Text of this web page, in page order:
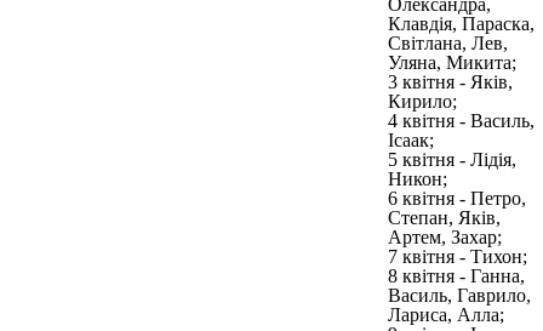
Олександра,
Клавдія, Параска,
Світлана, Лев,
Уляна, Микита;
3 квітня - Яків,
Кирило;
4 квітня - Василь,
Ісаак;
5 квітня - Лідія,
Никон;
6 квітня - Петро,
Степан, Яків,
Артем, Захар;
7 квітня - Тихон;
8 квітня - Ганна,
Василь, Гаврило,
Лариса, Алла;